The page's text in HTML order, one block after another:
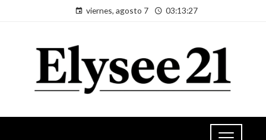
viernes, agosto 7 03:13:27